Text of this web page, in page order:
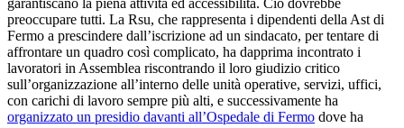
preoccupare tutti. La Rsu, che rappresenta i dipendenti della Ast di
Fermo a prescindere dall’iscrizione ad un sindacato, per tentare di
affrontare un quadro così complicato, ha dapprima incontrato i
lavoratori in Assemblea riscontrando il loro giudizio critico
sull’organizzazione all’interno delle unità operative, servizi, uffici,
con carichi di lavoro sempre più alti, e successivamente ha
organizzato un presidio davanti all’Ospedale di Fermo dove ha